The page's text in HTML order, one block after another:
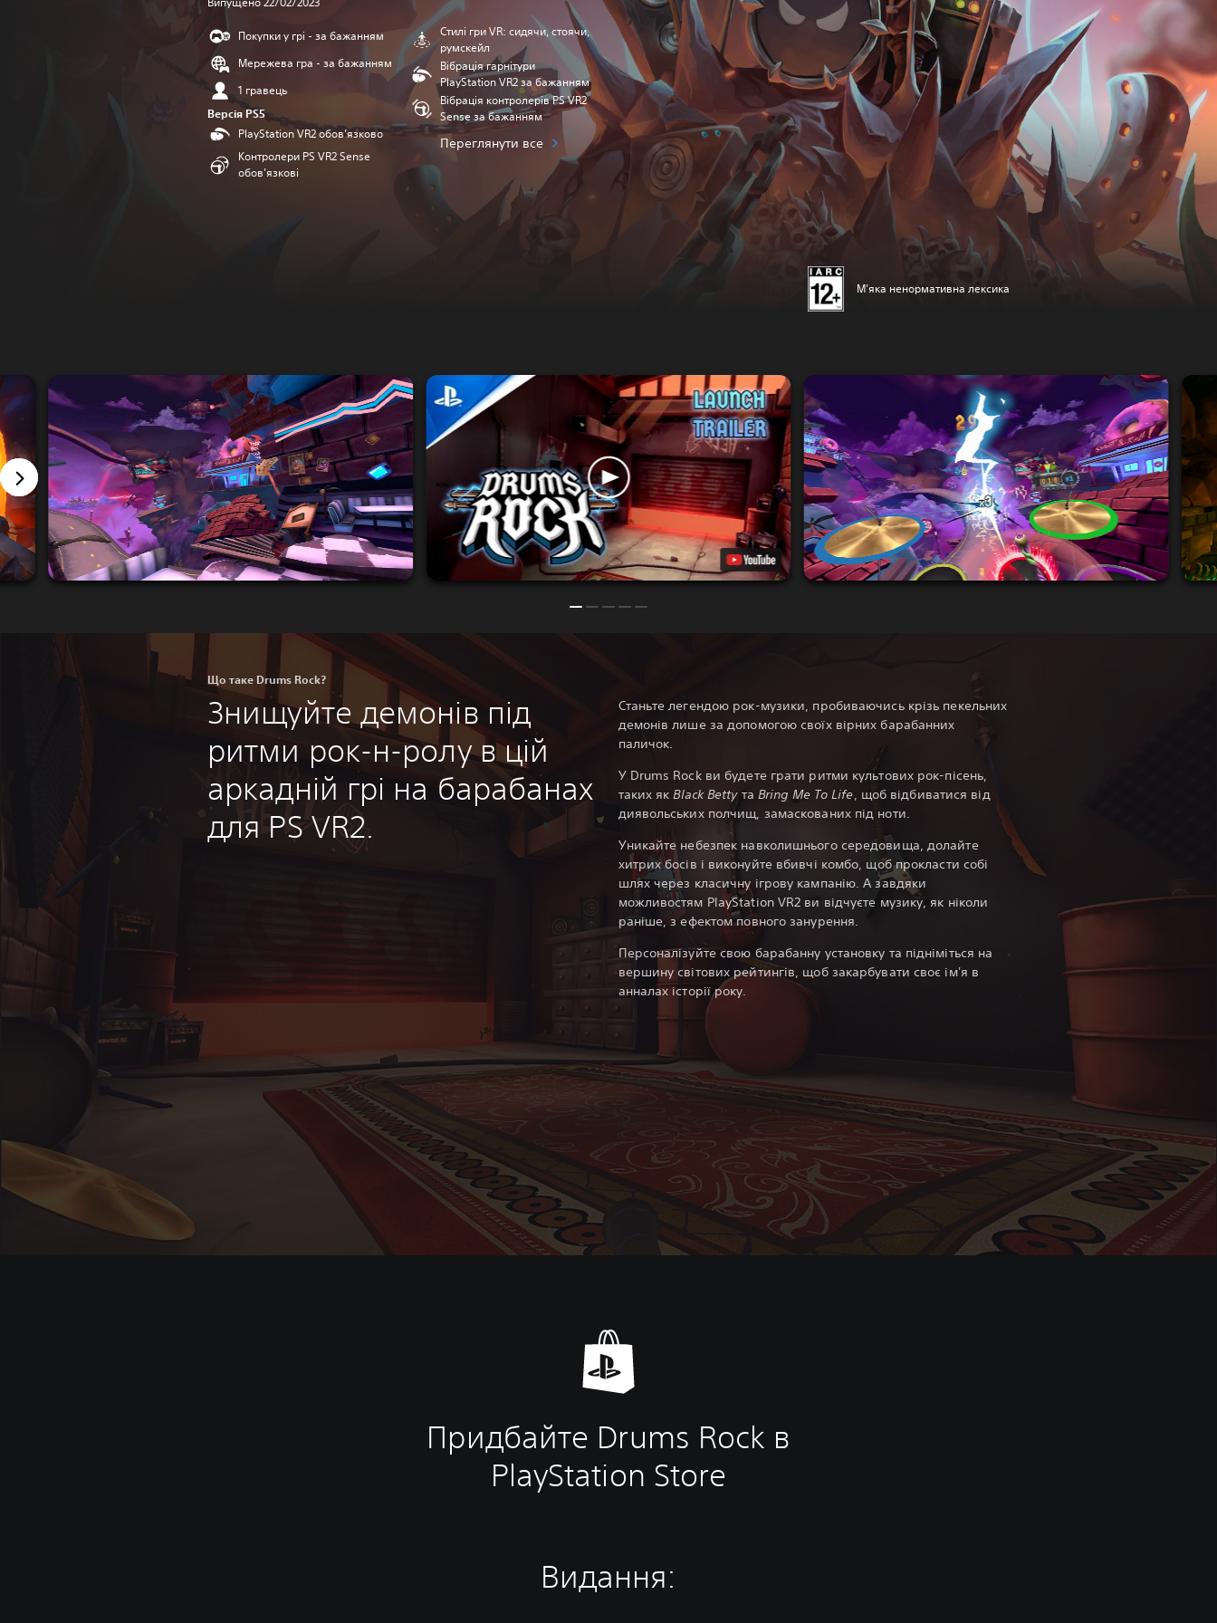
Покупки у грі - за бажанням
Мережева гра - за бажанням
1 гравець
Версія PS5
PlayStation VR2 обов’язково
Контролери PS VR2 Sense
обов’язкові
Стилі гри VR: сидячи, стоячи,
румскейл
Вібрація гарнітури
PlayStation VR2 за бажанням
Вібрація контролерів PS VR2
Sense за бажанням
Переглянути все
М’яка ненормативна лексика
Що таке Drums Rock?
Знищуйте демонів під
ритми рок-н-ролу в цій
аркадній грі на барабанах
для PS VR2.
Станьте легендою рок-музики, пробиваючись крізь пекельних
демонів лише за допомогою своїх вірних барабанних
паличок.
У Drums Rock ви будете грати ритми культових рок-пісень,
таких якBlack Bettyта Bring Me To Life, щоб відбиватися від
диявольських полчищ, замаскованих під ноти.
Уникайте небезпек навколишнього середовища, долайте
хитрих босів і виконуйте вбивчі комбо, щоб прокласти собі
шлях через класичну ігрову кампанію. А завдяки
можливостям PlayStation VR2 ви відчуєте музику, як ніколи
раніше, з ефектом повного занурення.
Персоналізуйте свою барабанну установку та підніміться на
вершину світових рейтингів, щоб закарбувати своє ім'я в
анналах історії року.
Придбайте Drums Rock в
PlayStation Store
Видання: